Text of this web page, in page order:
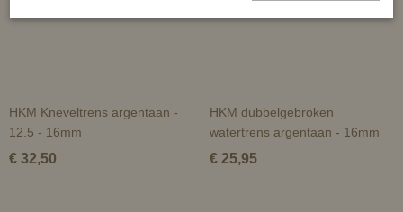
HKM Kneveltrens argentaan -
12.5 - 16mm
€ 32,50
HKM dubbelgebroken
watertrens argentaan - 16mm
€ 25,95